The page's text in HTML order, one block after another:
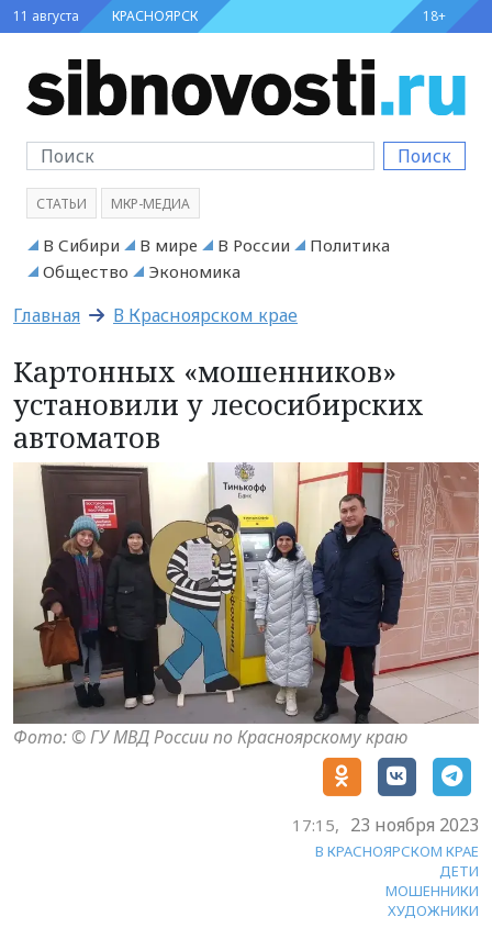
11 августа КРАСНОЯРСК 18+
Поиск
СТАТЬИ МКР-МЕДИА
В Сибири В мире В России
Политика
Общество
Экономика
Главная В Красноярском крае
Картонных «мошенников»
установили у лесосибирских
автоматов
Фото: © ГУ МВД России по Красноярскому краю
17:15, 23 ноября 2023
В КРАСНОЯРСКОМ КРАЕ
ДЕТИ
МОШЕННИКИ
ХУДОЖНИКИ